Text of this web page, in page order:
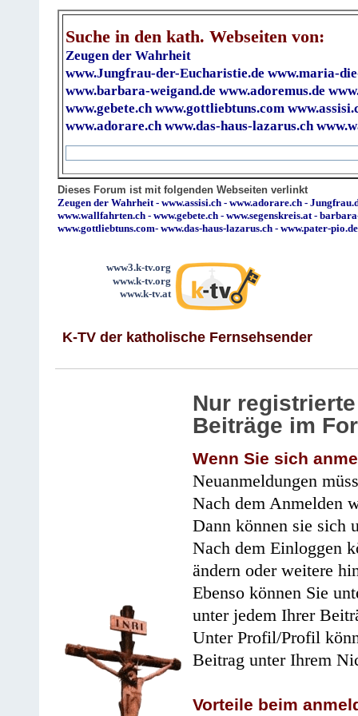
Suche in den kath. Webseiten von:
Zeugen der Wahrheit
www.Jungfrau-der-Eucharistie.de www.maria-
www.barbara-weigand.de www.adoremus.de
www.gebete.ch www.gottliebtuns.com
www.adorare.ch www.das-haus-lazarus.ch
Dieses Forum ist mit folgenden Webseiten verlinkt
Zeugen der Wahrheit - www.assisi.ch - www.adorare.ch -
www.wallfahrten.ch - www.gebete.ch - www.segenskreis.at -
www.gottliebtuns.com- www.das-haus-lazarus.ch - www.pater-pio.de
www3.k-tv.org
www.k-tv.org
www.k-tv.at
K-TV der katholische Fernsehsender
Nur
Beiträge im
Wenn Sie sich
Neuanmeldungen
Nach dem Anmelden
Dann können sie sich
Nach dem Einloggen
ändern oder weitere
Ebenso können Sie
unter jedem Ihrer
Unter Profil/Profil
Beitrag unter Ihrem
Vorteile beim